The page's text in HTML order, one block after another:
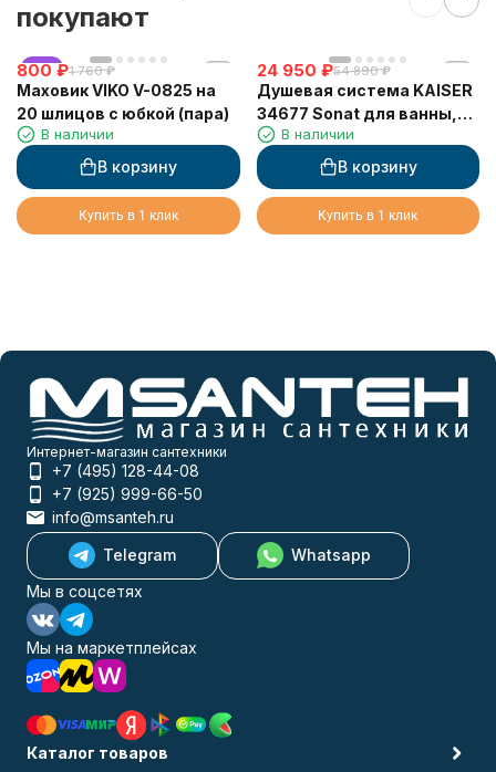
покупают
хит
800 ₽1 760 ₽
Маховик VIKO V-0825 на
20 шлицов с юбкой (пара)
В наличии
В корзину
Купить в 1 клик
24 950 ₽54 890 ₽
Душевая система KAISER
34677 Sonat для ванны,
скрытого монтажа
(дивертор 6020)
В наличии
В корзину
Купить в 1 клик
Интернет-магазин сантехники
+7 (495) 128-44-08
+7 (925) 999-66-50
info@msanteh.ru
Telegram
Whatsapp
Мы в соцсетях
Мы на маркетплейсах
Каталог товаров